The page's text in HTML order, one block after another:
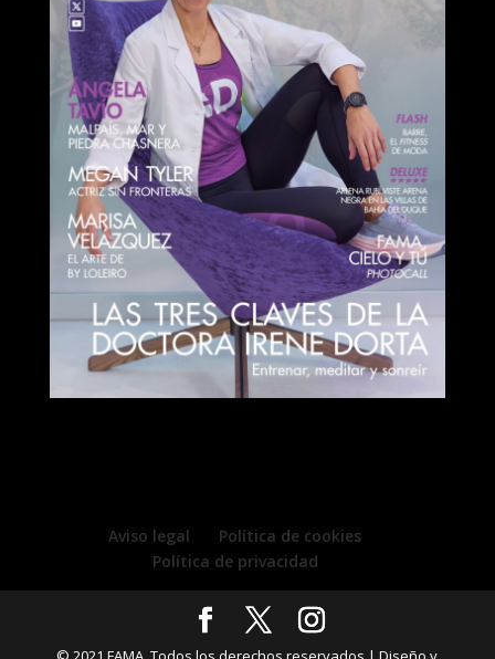
Aviso legal
Política de cookies
Política de privacidad